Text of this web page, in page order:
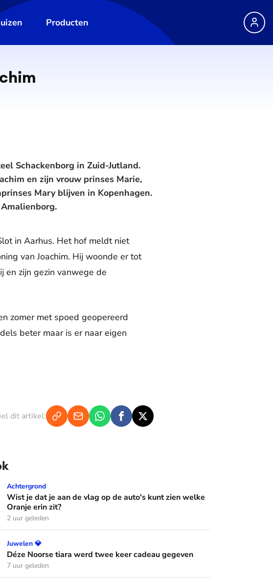
Producten
Schackenborg in Zuid-Jutland.
en zijn vrouw prinses Marie,
Mary blijven in Kopenhagen.
in Aarhus. Het hof meldt niet
van Joachim. Hij woonde er tot
en zijn gezin vanwege de
zomer met spoed geopereerd
beter maar is er naar eigen
dit artikel:
aan de vlag op de auto's kunt zien welke Oranje erin zit?
Achtergrond
Wist je dat je aan de vlag op de auto's kunt zien welke
Oranje erin zit?
2 uur geleden
tiara werd twee keer cadeau gegeven
Juwelen 💎
Déze Noorse tiara werd twee keer cadeau gegeven
7 uur geleden